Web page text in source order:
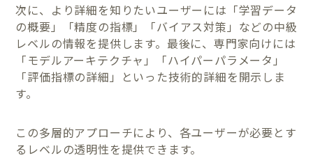
次に、より詳細を知りたいユーザーには「学習データ
の概要」「精度の指標」「バイアス対策」などの中級
レベルの情報を提供します。最後に、専門家向けには
「モデルアーキテクチャ」「ハイパーパラメータ」
「評価指標の詳細」といった技術的詳細を開示しま
す。
この多層的アプローチにより、各ユーザーが必要とす
るレベルの透明性を提供できます。